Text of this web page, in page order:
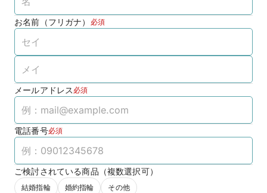
お名前（フリガナ） 必須
メールアドレス 必須
電話番号必須
ご検討されている商品（複数選択可）
結婚指輪 婚約指輪 その他